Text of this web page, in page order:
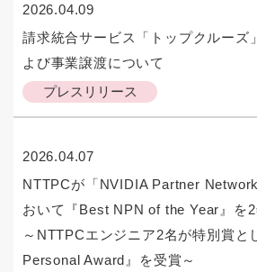
2026.04.09
プレスリリース
請求統合サービス「トップクルーズ
よび事業譲渡について
2026.04.07
NTTPCが「NVIDIA Partner
おいて『Best NPN of the Year』を
～NTTPCエンジニア2名が特別賞と
Personal Award』を受賞～